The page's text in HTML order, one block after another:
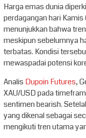
Harga emas dunia
perdagangan hari Kamis
menunjukkan bahwa
meskipun sebelumnya
terbatas. Kondisi
mewaspadai potensi
Analis Dupoin Futures,
XAU/USD pada
sentimen bearish.
yang dikenal sebagai
mengikuti tren utama